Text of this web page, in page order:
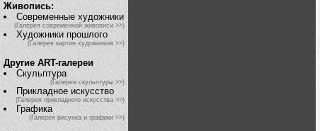
Живопись:
Современные художники
(Галерея современной живописи >>)
Художники прошлого
(Галерея картин художников >>)
Другие ART-галереи
Скульптура
(Галерея скульптуры >>)
Прикладное искусство
(Галерея прикладного искусства >>)
Графика
(Галерея рисунка и графики >>)